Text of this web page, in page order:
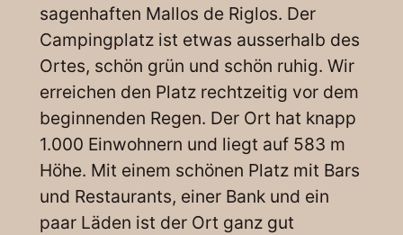
sagenhaften Mallos de Riglos. Der
Campingplatz ist etwas ausserhalb des
Ortes, schön grün und schön ruhig. Wir
erreichen den Platz rechtzeitig vor dem
beginnenden Regen. Der Ort hat knapp
1.000 Einwohnern und liegt auf 583 m
Höhe. Mit einem schönen Platz mit Bars
und Restaurants, einer Bank und ein
paar Läden ist der Ort ganz gut